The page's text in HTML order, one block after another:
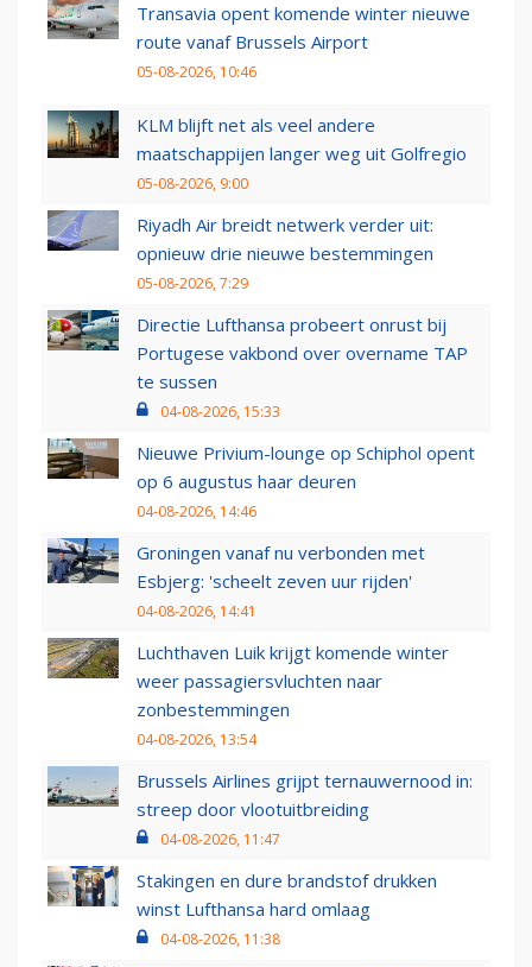
Transavia opent komende winter nieuwe
route vanaf Brussels Airport
05-08-2026, 10:46
KLM blijft net als veel andere
maatschappijen langer weg uit Golfregio
05-08-2026, 9:00
Riyadh Air breidt netwerk verder uit:
opnieuw drie nieuwe bestemmingen
05-08-2026, 7:29
Directie Lufthansa probeert onrust bij
Portugese vakbond over overname TAP
te sussen
04-08-2026, 15:33
Nieuwe Privium-lounge op Schiphol opent
op 6 augustus haar deuren
04-08-2026, 14:46
Groningen vanaf nu verbonden met
Esbjerg: 'scheelt zeven uur rijden'
04-08-2026, 14:41
Luchthaven Luik krijgt komende winter
weer passagiersvluchten naar
zonbestemmingen
04-08-2026, 13:54
Brussels Airlines grijpt ternauwernood in:
streep door vlootuitbreiding
04-08-2026, 11:47
Stakingen en dure brandstof drukken
winst Lufthansa hard omlaag
04-08-2026, 11:38